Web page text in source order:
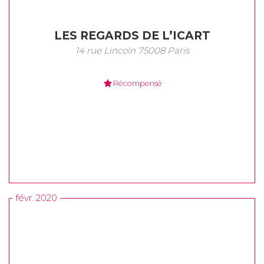
LES REGARDS DE L’ICART
14 rue Lincoln 75008 Paris
Récompensé
févr. 2020